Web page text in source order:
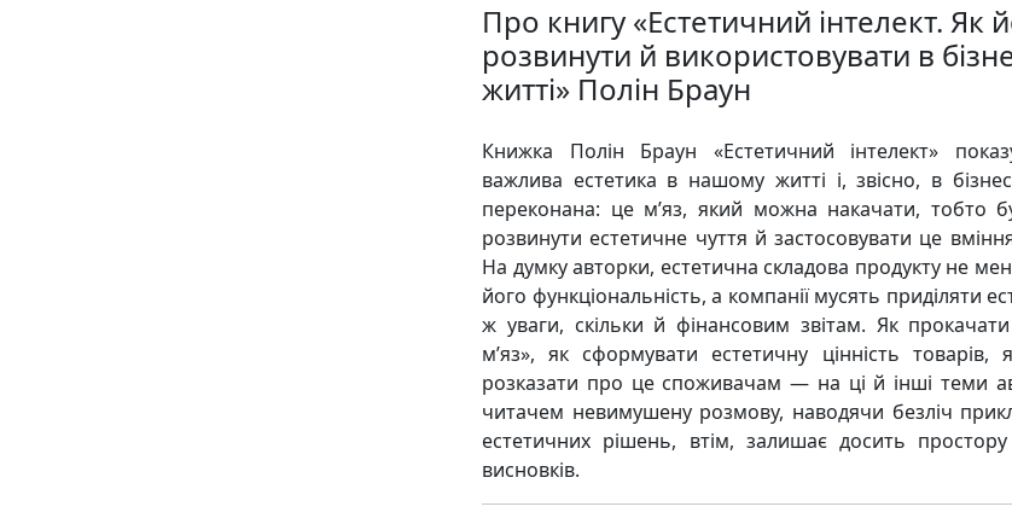
Про книгу «Естетичний інтелект. Як
розвинути й використовувати в
житті» Полін Браун
Книжка Полін Браун «Естетичний інтелект»
важлива естетика в нашому житті і, звісно, в
переконана: це м’яз, який можна накачати, тобто
розвинути естетичне чуття й застосовувати це
На думку авторки, естетична складова продукту не
його функціональність, а компанії мусять приділяти
ж уваги, скільки й фінансовим звітам. Як
м’яз», як сформувати естетичну цінність товарів,
розказати про це споживачам — на ці й інші теми
читачем невимушену розмову, наводячи безліч
естетичних рішень, втім, залишає досить
висновків.